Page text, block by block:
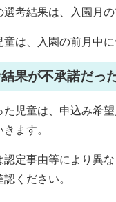
選考結果は、入園月
童は、入園の前月中
果が不承諾だっ
た児童は、申込み希
ます。
認定事由等により異
ください。